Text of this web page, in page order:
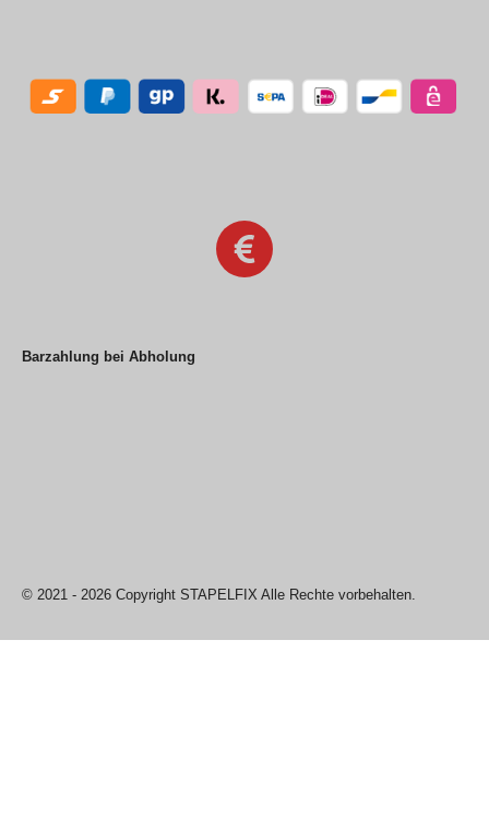
Barzahlung bei Abholung
© 2021 - 2026 Copyright STAPELFIX Alle Rechte vorbehalten.